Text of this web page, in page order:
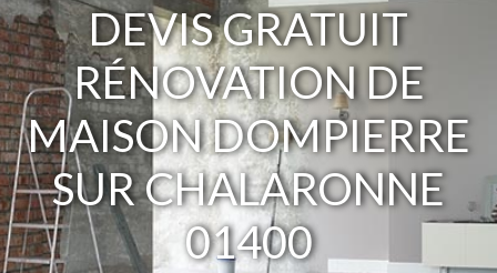
DEVIS GRATUIT
RÉNOVATION DE
MAISON DOMPIERRE
SUR CHALARONNE
01400